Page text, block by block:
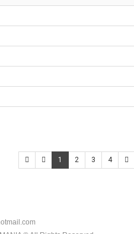
1 2 3 4